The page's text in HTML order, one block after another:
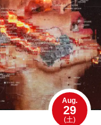
Aug.
29
(土)